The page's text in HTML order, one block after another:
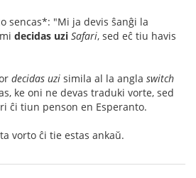
sencas*: "Mi ja devis ŝanĝi la
decidas uzi Safari, sed eĉ tiu havis
decidas uzi simila al la angla switch
ke oni ne devas traduki vorte, sed
ĉi tiun penson en Esperanto.
vorto ĉi tie estas ankaŭ.